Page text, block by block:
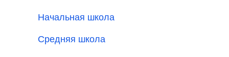
Начальная школа
Средняя школа